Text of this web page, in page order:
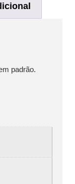
padrão.